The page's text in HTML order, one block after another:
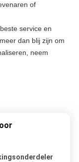
of
service en
dan blij zijn om
neem